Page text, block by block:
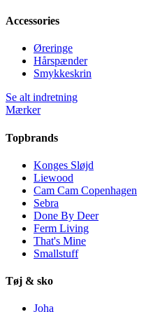
Accessories
Øreringe
Hårspænder
Smykkeskrin
Se alt indretning
Mærker
Topbrands
Konges Sløjd
Liewood
Cam Cam Copenhagen
Sebra
Done By Deer
Ferm Living
That's Mine
Smallstuff
Tøj & sko
Joha